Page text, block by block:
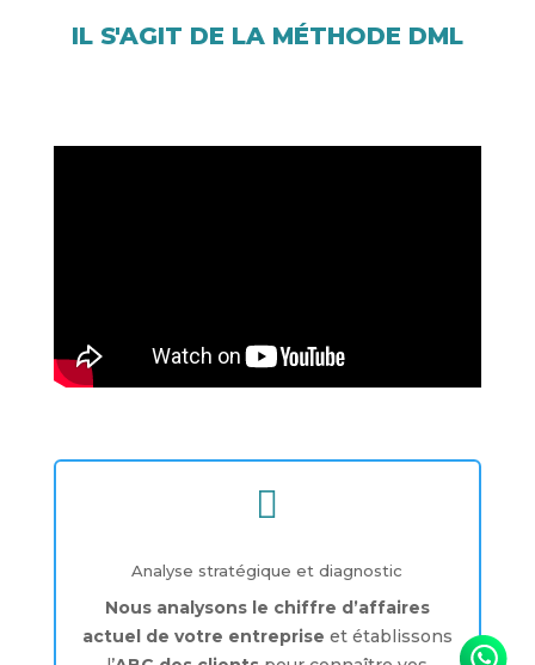
IL S'AGIT DE LA MÉTHODE DML

Analyse stratégique et diagnostic
Nous analysons le chiffre d’affaires
actuel de votre entreprise et établissons